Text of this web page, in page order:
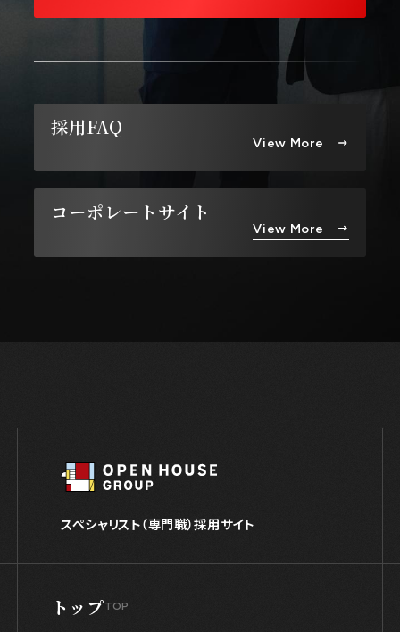
採用FAQ
View More
コーポレートサイト
View More
スペシャリスト（専門職）採用サイト
トップTOP